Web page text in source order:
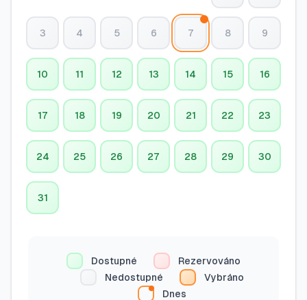
3 4 5 6 7 8 9
10 11 12 13 14 15 16
17 18 19 20 21 22 23
24 25 26 27 28 29 30
31
Dostupné
Rezervováno
Nedostupné
Vybráno
Dnes